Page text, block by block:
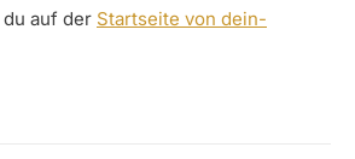
auf der Startseite von dein-